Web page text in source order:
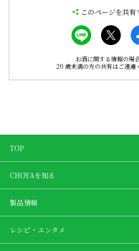
このページを共有
お酒に関する情報の場合
20 歳未満の方の共有はご遠慮
TOP
CHOYAを知る
製品情報
レシピ・エンタメ